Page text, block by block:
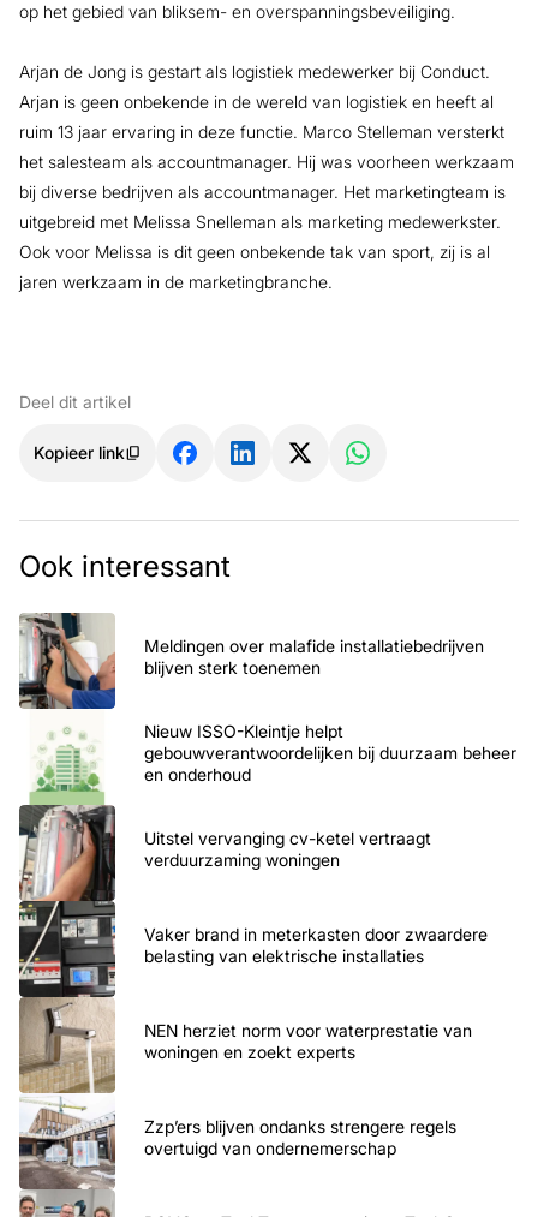
op het gebied van bliksem- en overspanningsbeveiliging.
Arjan de Jong is gestart als logistiek medewerker bij Conduct.
Arjan is geen onbekende in de wereld van logistiek en heeft al
ruim 13 jaar ervaring in deze functie. Marco Stelleman versterkt
het salesteam als accountmanager. Hij was voorheen werkzaam
bij diverse bedrijven als accountmanager. Het marketingteam is
uitgebreid met Melissa Snelleman als marketing medewerkster.
Ook voor Melissa is dit geen onbekende tak van sport, zij is al
jaren werkzaam in de marketingbranche.
Deel dit artikel
Kopieer link
Ook interessant
Meldingen over malafide installatiebedrijven
blijven sterk toenemen
Nieuw ISSO-Kleintje helpt
gebouwverantwoordelijken bij duurzaam beheer
en onderhoud
Uitstel vervanging cv-ketel vertraagt
verduurzaming woningen
Vaker brand in meterkasten door zwaardere
belasting van elektrische installaties
NEN herziet norm voor waterprestatie van
woningen en zoekt experts
Zzp’ers blijven ondanks strengere regels
overtuigd van ondernemerschap